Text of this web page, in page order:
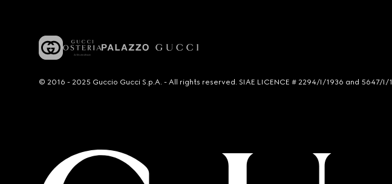
© 2016 - 2025 Guccio Gucci S.p.A. - All rights reserved. SIAE LICENCE # 2294/I/1936 and 5647/I/